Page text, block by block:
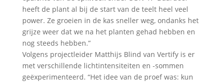
heeft de plant al bij de start van de teelt heel veel
power. Ze groeien in de kas sneller weg, ondanks het
grijze weer dat we na het planten gehad hebben en
nog steeds hebben.”
Volgens projectleider Matthijs Blind van Vertify is er
met verschillende lichtintensiteiten en -sommen
geëxperimenteerd. “Het idee van de proef was: kun